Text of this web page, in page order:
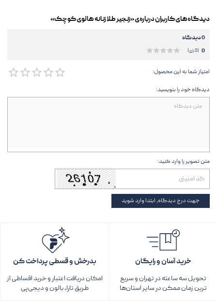
دیدگاه‌های کاربران درباره‌ی «زنجیر طلا زنانه هالوی کوچک»
0 دیدگاه
0 (0 رای)
امتیاز شما به این محصول:
دیدگاه خود را بنویسید:
متن تصویر را وارد کنید:
جهت درج دیدگاه، ابتدا وارد شوید
خرید آسان و رایگان
تحویل سه ساعته در تهران و سریع
ترین زمان ممکن در سایر استان‌ها
بدرخش و قسطی پرداخت کن
امکان دریافت اعتبار و خرید اقساطی از
طریق تارا، بالون و دیجی‌پی